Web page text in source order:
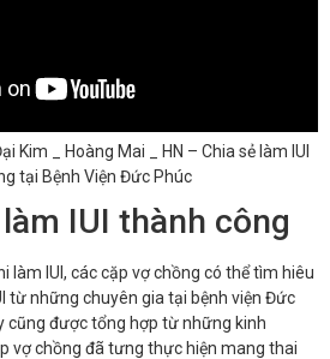
Kim _ Hoàng Mai _ HN – Chia sẻ làm IUI
tại Bệnh Viện Đức Phúc
IUI thành công
làm IUI, các cặp vợ chồng có thể tìm hiêu
từ những chuyên gia tại bệnh viện Đức
cũng được tổng hợp từ những kinh
vợ chồng đã tưng thực hiện mang thai